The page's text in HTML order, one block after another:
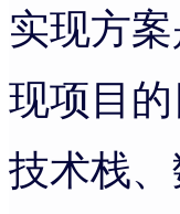
实现方
现项目
技术栈